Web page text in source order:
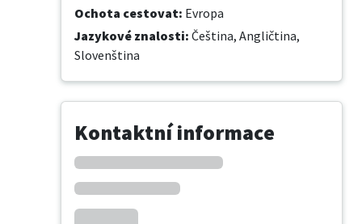
Ochota cestovat: Evropa
Jazykové znalosti: Čeština, Angličtina,
Slovenština
Kontaktní informace